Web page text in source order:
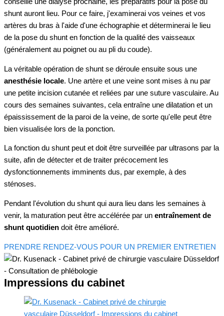
conseillé une dialyse prochaine, les préparatifs pour la pose du
shunt auront lieu. Pour ce faire, j'examinerai vos veines et vos
artères du bras à l'aide d'une échographie et déterminerai le lieu
de la pose du shunt en fonction de la qualité des vaisseaux
(généralement au poignet ou au pli du coude).
La véritable opération de shunt se déroule ensuite sous une
anesthésie locale. Une artère et une veine sont mises à nu par
une petite incision cutanée et reliées par une suture vasculaire. Au
cours des semaines suivantes, cela entraîne une dilatation et un
épaississement de la paroi de la veine, de sorte qu'elle peut être
bien visualisée lors de la ponction.
La fonction du shunt peut et doit être surveillée par ultrasons par la
suite, afin de détecter et de traiter précocement les
dysfonctionnements imminents dus, par exemple, à des
sténoses.
Pendant l'évolution du shunt qui aura lieu dans les semaines à
venir, la maturation peut être accélérée par un entraînement de
shunt quotidien doit être amélioré.
PRENDRE RENDEZ-VOUS POUR UN PREMIER ENTRETIEN
Impressions du cabinet